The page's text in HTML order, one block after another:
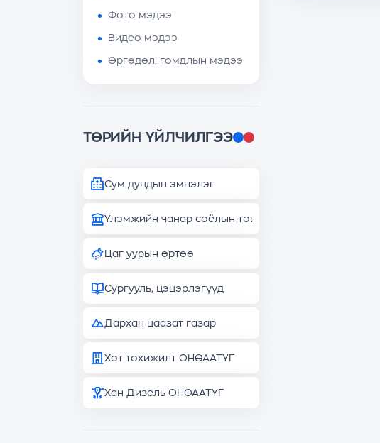
Фото мэдээ
Видео мэдээ
Өргөдөл, гомдлын мэдээ
ТӨРИЙН ҮЙЛЧИЛГЭЭ
Сум дундын эмнэлэг
Үлэмжийн чанар соёлын төв
Цаг уурын өртөө
Сургууль, цэцэрлэгүүд
Дархан цаазат газар
Хот тохижилт ОНӨААТҮГ
Хан Дизель ОНӨААТҮГ